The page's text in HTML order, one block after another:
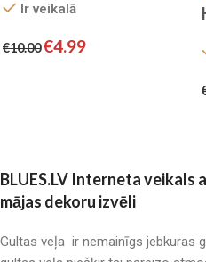
Ir veikalā
€10.00€4.99
BLUES.LV Interneta veikals
mājas dekoru izvēli
Gultas veļa ir nemainīgs jebkuras